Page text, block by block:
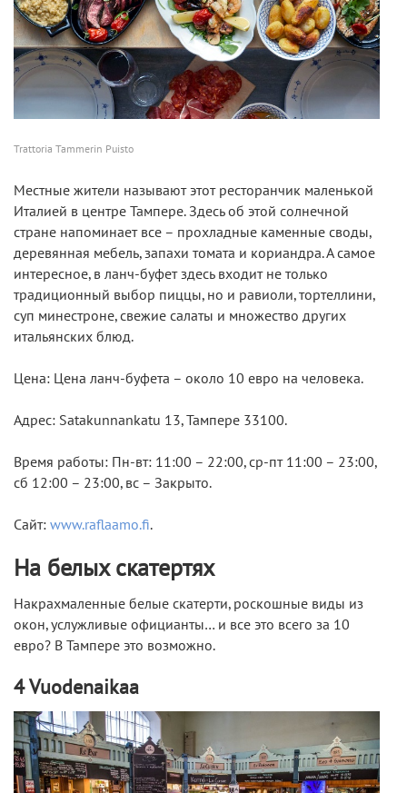
Trattoria Tammerin Puisto
Местные жители называют этот ресторанчик маленькой
Италией в центре Тампере. Здесь об этой солнечной
стране напоминает все – прохладные каменные своды,
деревянная мебель, запахи томата и кориандра. А самое
интересное, в ланч-буфет здесь входит не только
традиционный выбор пиццы, но и равиоли, тортеллини,
суп минестроне, свежие салаты и множество других
итальянских блюд.
Цена: Цена ланч-буфета – около 10 евро на человека.
Адрес: Satakunnankatu 13, Тампере 33100.
Время работы: Пн-вт: 11:00 – 22:00, ср-пт 11:00 – 23:00,
сб 12:00 – 23:00, вс – Закрыто.
Сайт: www.raflaamo.fi.
На белых скатертях
Накрахмаленные белые скатерти, роскошные виды из
окон, услужливые официанты… и все это всего за 10
евро? В Тампере это возможно.
4 Vuodenaikaa